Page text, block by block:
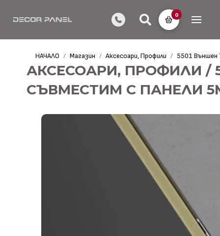
0
НАЧАЛО / Магазин / Аксесоари, Профили / 5501 Външен
АКСЕСОАРИ, ПРОФИЛИ /
СЪВМЕСТИМ С ПАНЕЛИ